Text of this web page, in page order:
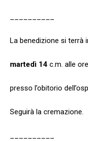
La benedizione si
martedì 14 c.m. alle ore
presso l’obitorio
Seguirà la cremazione.